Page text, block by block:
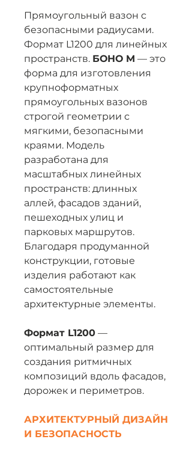
Прямоугольный вазон с
безопасными радиусами.
Формат L1200 для линейных
пространств. БОНО M — это
форма для изготовления
крупноформатных
прямоугольных вазонов
строгой геометрии с
мягкими, безопасными
краями. Модель
разработана для
масштабных линейных
пространств: длинных
аллей, фасадов зданий,
пешеходных улиц и
парковых маршрутов.
Благодаря продуманной
конструкции, готовые
изделия работают как
самостоятельные
архитектурные элементы.
Формат L1200 —
оптимальный размер для
создания ритмичных
композиций вдоль фасадов,
дорожек и периметров.
АРХИТЕКТУРНЫЙ ДИЗАЙН
И БЕЗОПАСНОСТЬ